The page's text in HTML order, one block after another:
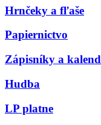
Hrnčeky a fľaše
Papiernictvo
Zápisníky a
Hudba
LP platne